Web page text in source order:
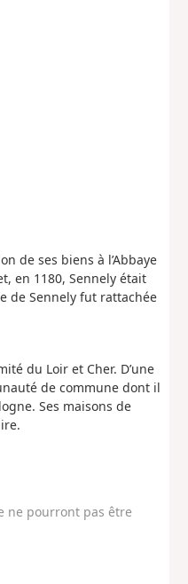
de ses biens à l’Abbaye
en 1180, Sennely était
de Sennely fut rattachée
du Loir et Cher. D’une
de commune dont il
Ses maisons de
ne pourront pas être